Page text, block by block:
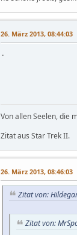
26. März 2013, 08:44:03
.
Von allen Seelen, die
Zitat aus Star Trek II.
26. März 2013, 08:46:03
Zitat von:
Zitat von: